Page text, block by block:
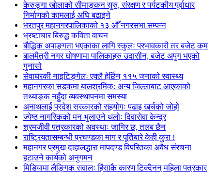
केरुङ्गा खोलाको सीमाङ्कन सुरु, संरक्षण र पर्यटकीय पूर्वाधार
निर्माणको कामलाई अघि बढाइने
भरतपुर महानगरपालिकाको १३ औँ नगरसभा सम्पन्न
भ्रष्टाचार बिरुद्ध कविता वाचन
बौद्धिक अपाङ्गता भएकाका लागि स्कुलः प्रभावकारी तर बजेट कम
बालमैत्री नगर घोषणामा पालिकाहरु उदासीन, बजेट अपुग भएको
गुनासो
सेवाघरकी नाइटिङ्गेलः एक्लै हेर्छिन् ११५ जनाको स्वास्थ्य
महानगरका सडकमा बालश्रमिक: अन्य जिल्लाबाट आएकाको
तथ्याङ्क नहुँदा व्यवस्थापनमा समस्या
अनाथलाई प्रदेश सरकारको सहयोगः पढाइ खर्चको जोहो
ज्येष्ठ नागरिकको मन भुलाउने थलोः दिवासेवा केन्द्र
श्रमजीवी पत्रकारको अवस्थाः जागिर छ, तलब छैन
राष्ट्रियतासम्बन्धी प्रचण्डका माग र पूर्तिबारे केही कुरा !
महानगर प्रमुख दाहालद्धारा मापदण्ड विपरितका अवैध संरचना
हटाउने कार्यको अनुगमन
मिडियामा लैङ्गिक सवालः हिंसाकै कारण टिक्दैनन् महिला पत्रकार